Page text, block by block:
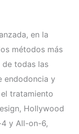
en la
métodos más
de todas las
endodoncia y
tratamiento
Hollywood
y All-on-6,